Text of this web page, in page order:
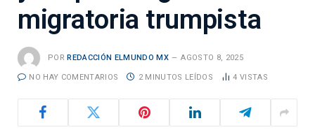
migratoria trumpista
POR REDACCIÓN ELMUNDO MX AGOSTO 8, 2025
NO HAY COMENTARIOS 2 MINUTOS LEÍDOS 4 VISTAS